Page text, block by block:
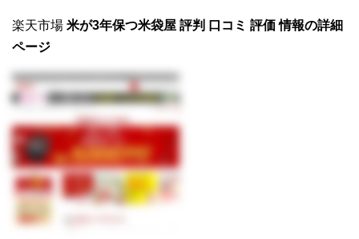
楽天市場 米が3年保つ米袋屋 評判 口コミ 評価 情報の詳細
ページ